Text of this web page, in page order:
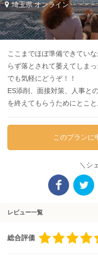
埼玉県 オンライン
ここまでほぼ準備できてい
らず落とされて萎えてしま
でも気軽にどうぞ！！
ES添削、面接対策、人事と
を終えてもらうためにとこ
このプランに
＼シ
レビュー一覧
総合評価